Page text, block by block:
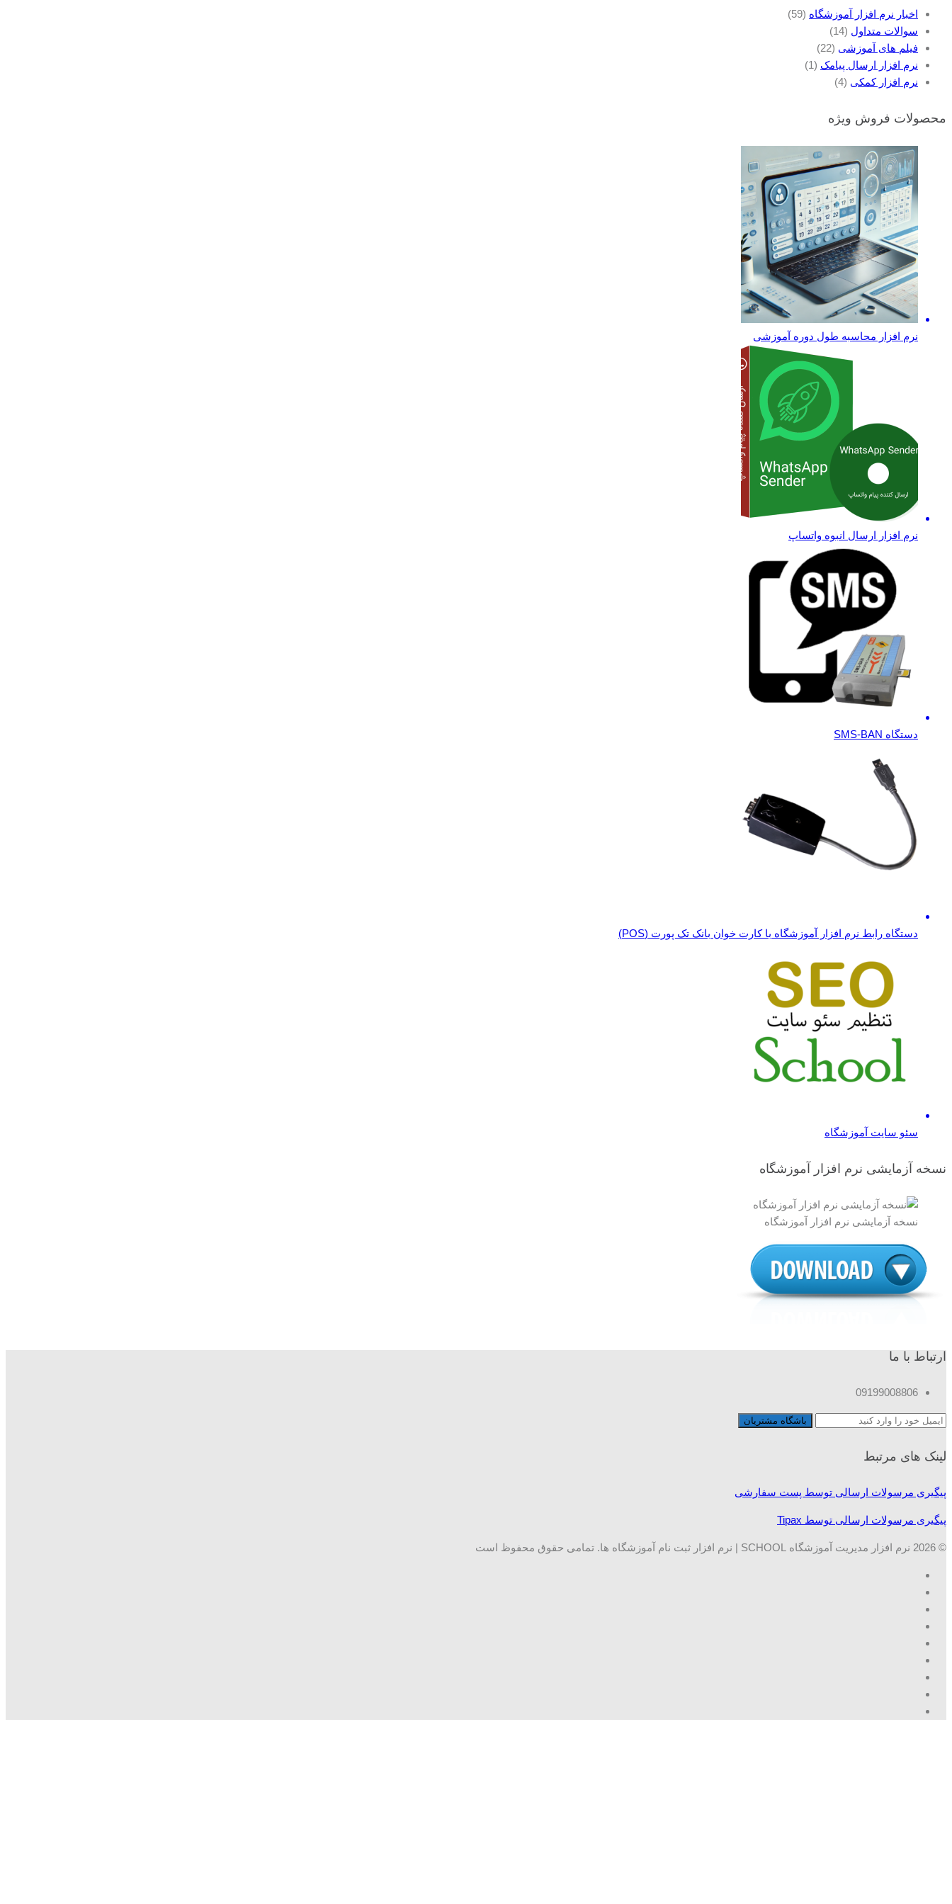
اخبار نرم افزار آموزشگاه (59)
سوالات متداول (14)
فیلم های آموزشی (22)
نرم افزار ارسال پیامک (1)
نرم افزار کمکی (4)
محصولات فروش ویژه
نرم افزار محاسبه طول دوره آموزشی
نرم افزار ارسال انبوه واتساپ
دستگاه SMS-BAN
دستگاه رابط نرم افزار آموزشگاه با کارت خوان بانک تک پورت (POS)
سئو سایت آموزشگاه
نسخه آزمایشی نرم افزار آموزشگاه
نسخه آزمایشی نرم افزار آموزشگاه
ارتباط با ما
09199008806
لینک های مرتبط
پیگیری مرسولات ارسالی توسط پست سفارشی
پیگیری مرسولات ارسالی توسط Tipax
© 2026 نرم افزار مدیریت آموزشگاه SCHOOL | نرم افزار ثبت نام آموزشگاه ها. تمامی حقوق محفوظ است